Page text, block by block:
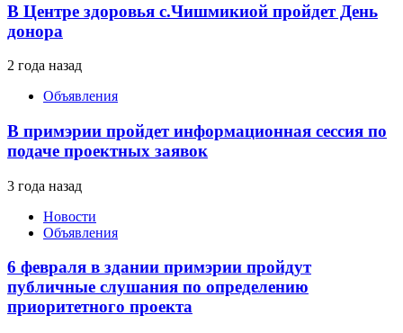
В Центре здоровья с.Чишмикиой пройдет День
донора
2 года назад
Объявления
В примэрии пройдет информационная сессия по
подаче проектных заявок
3 года назад
Новости
Объявления
6 февраля в здании примэрии пройдут
публичные слушания по определению
приоритетного проекта